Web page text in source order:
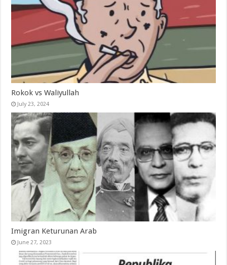
Rokok vs Waliyullah
July 23, 2024
Imigran Keturunan Arab
June 27, 2023